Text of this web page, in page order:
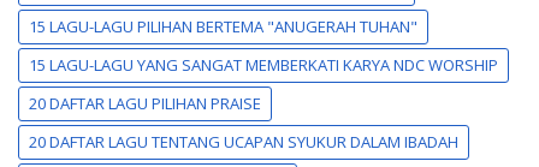
15 LAGU-LAGU PILIHAN BERTEMA "ANUGERAH TUHAN"
15 LAGU-LAGU YANG SANGAT MEMBERKATI KARYA NDC WORSHIP
20 DAFTAR LAGU PILIHAN PRAISE
20 DAFTAR LAGU TENTANG UCAPAN SYUKUR DALAM IBADAH